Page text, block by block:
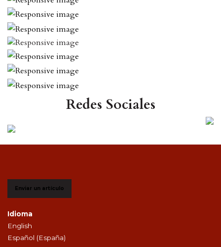
Redes Sociales
Enviar un artículo
Idioma
English
Español (España)